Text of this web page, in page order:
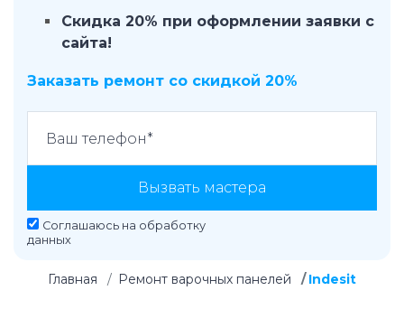
Скидка 20% при оформлении заявки с
сайта!
Заказать ремонт со скидкой 20%
Вызвать мастера
Соглашаюсь на обработку
данных
Главная Ремонт варочных панелей Indesit